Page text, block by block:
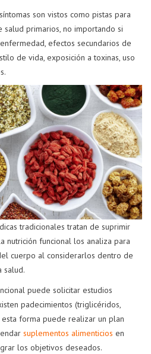
son vistos como pistas para
primarios, no importando si
efectos secundarios de
de vida, exposición a toxinas, uso
tradicionales tratan de suprimir
nutrición funcional los analiza para
cuerpo al considerarlos dentro de
salud.
puede solicitar estudios
padecimientos (triglicéridos,
forma puede realizar un plan
suplementos alimenticios en
los objetivos deseados.